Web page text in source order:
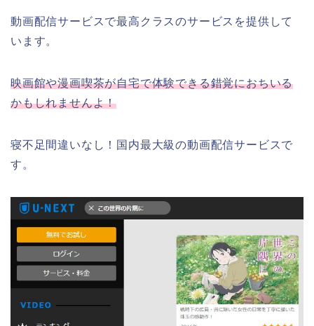
動画配信サービスで最高クラスのサービスを提供して
います。
映画館や漫画喫茶が自宅で体験できる錯覚におちいる
かもしれませんよ！
寝不足間違いなし！国内最大級の動画配信サービスで
す。